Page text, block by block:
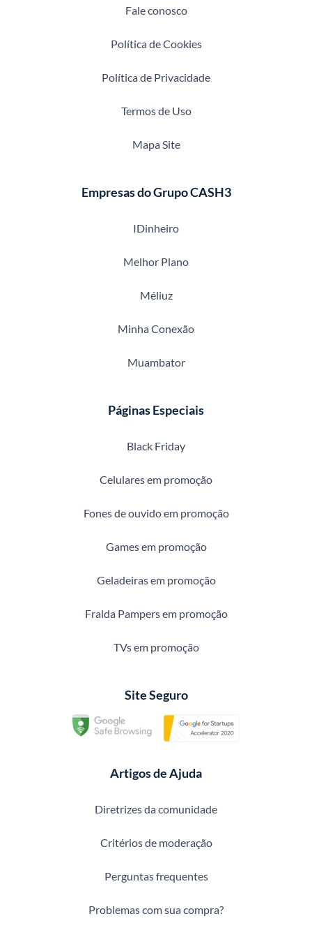
Fale conosco
Política de Cookies
Política de Privacidade
Termos de Uso
Mapa Site
Empresas do Grupo CASH3
IDinheiro
Melhor Plano
Méliuz
Minha Conexão
Muambator
Páginas Especiais
Black Friday
Celulares em promoção
Fones de ouvido em promoção
Games em promoção
Geladeiras em promoção
Fralda Pampers em promoção
TVs em promoção
Site Seguro
Artigos de Ajuda
Diretrizes da comunidade
Critérios de moderação
Perguntas frequentes
Problemas com sua compra?